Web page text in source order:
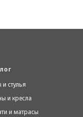
стулья
и кресла
и матрасы